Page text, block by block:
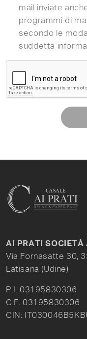
mail inviate
programmi di
secondo le
suddetta
AI PRATI SOCIETÀ
Via Fornasatte 30,
Latisana (Udine)
P.I. 03195830306
C.F. 03195830306
CIN: